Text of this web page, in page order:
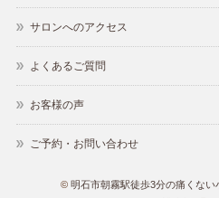
サロンへのアクセス
よくあるご質問
お客様の声
ご予約・お問い合わせ
© 明石市朝霧駅徒歩3分の痛くない